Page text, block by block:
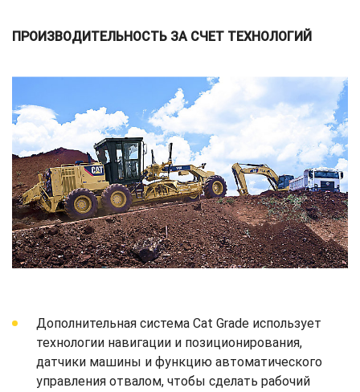
ПРОИЗВОДИТЕЛЬНОСТЬ ЗА СЧЕТ ТЕХНОЛОГИЙ
Дополнительная система Cat Grade использует
технологии навигации и позиционирования,
датчики машины и функцию автоматического
управления отвалом, чтобы сделать рабочий